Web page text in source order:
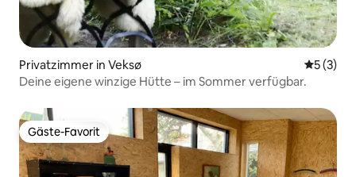
Privatzimmer in Veksø
5 (3)
Deine eigene winzige Hütte – im Sommer verfügbar.
Gäste-Favorit
Gäste-Favorit